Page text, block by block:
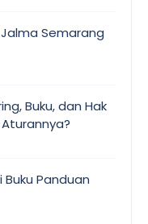
Semarang
Buku, dan Hak
Buku Panduan